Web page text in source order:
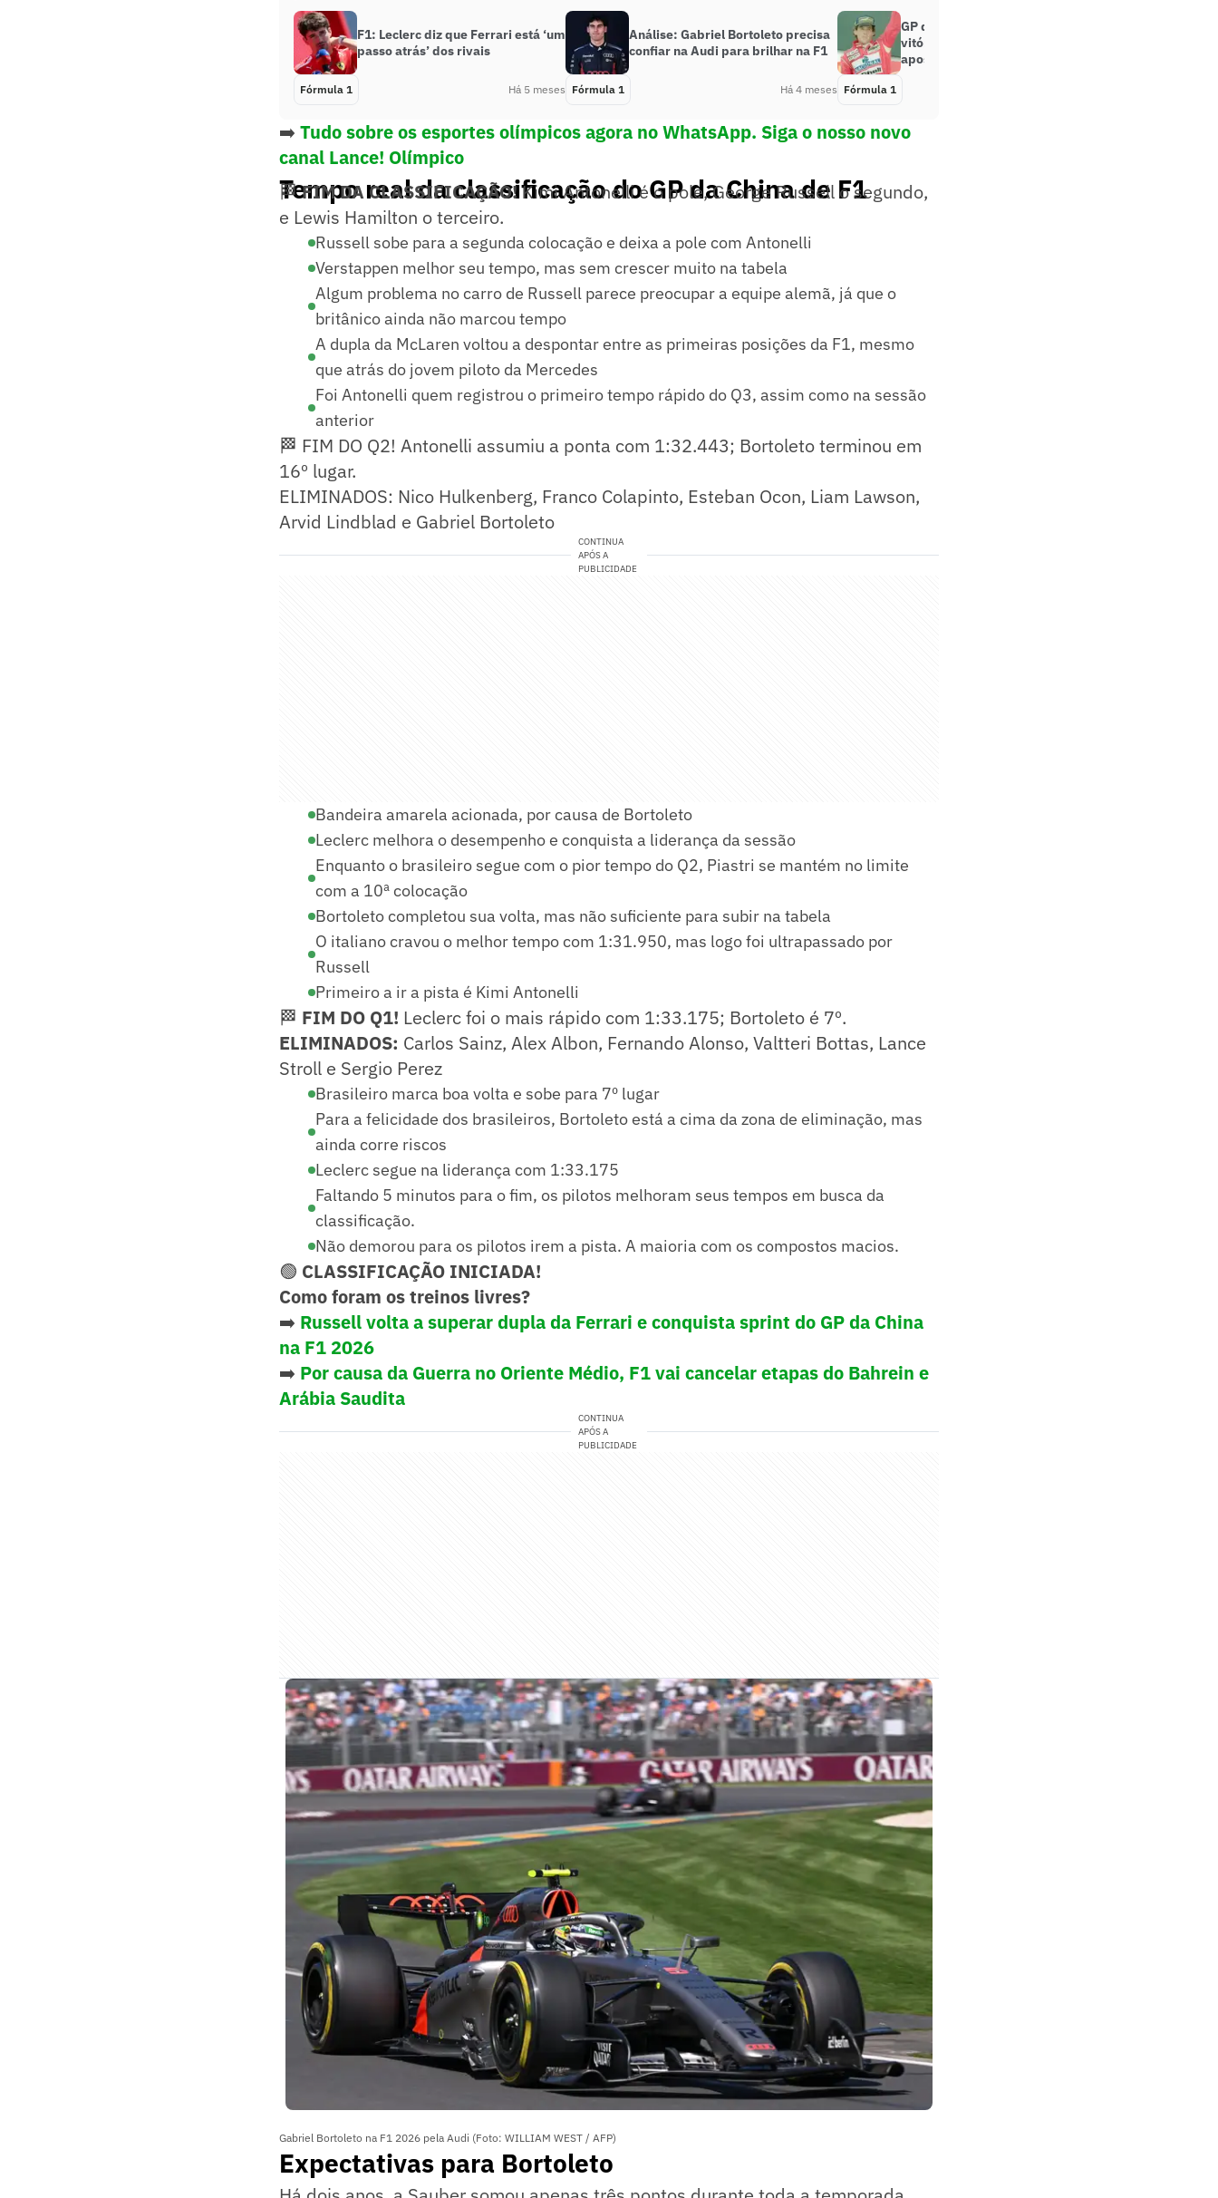
F1: Leclerc diz que Ferrari está ‘um
passo atrás’ dos rivais
Fórmula 1 Há 5 meses
Análise: Gabriel Bortoleto precisa
confiar na Audi para brilhar na F1
Fórmula 1 Há 4 meses
GP da Austrália marca última
vitória de Ayrton Senna na F1 e
aposentadoria de Prost
Fórmula 1
➡️ Tudo sobre os esportes olímpicos agora no WhatsApp. Siga o nosso novo
canal Lance! Olímpico
Tempo real da classificação do GP da China de F1
🏁FIM DA CLASSIFICAÇÃO!Kimi Antonelli é o pole, George Russell o segundo,
e Lewis Hamilton o terceiro.
Russell sobe para a segunda colocação e deixa a pole com Antonelli
Verstappen melhor seu tempo, mas sem crescer muito na tabela
Algum problema no carro de Russell parece preocupar a equipe alemã, já que o
britânico ainda não marcou tempo
A dupla da McLaren voltou a despontar entre as primeiras posições da F1, mesmo
que atrás do jovem piloto da Mercedes
Foi Antonelli quem registrou o primeiro tempo rápido do Q3, assim como na sessão
anterior
🏁 FIM DO Q2! Antonelli assumiu a ponta com 1:32.443; Bortoleto terminou em
16º lugar.
ELIMINADOS: Nico Hulkenberg, Franco Colapinto, Esteban Ocon, Liam Lawson,
Arvid Lindblad e Gabriel Bortoleto
CONTINUA
APÓS A
PUBLICIDADE
Bandeira amarela acionada, por causa de Bortoleto
Leclerc melhora o desempenho e conquista a liderança da sessão
Enquanto o brasileiro segue com o pior tempo do Q2, Piastri se mantém no limite
com a 10ª colocação
Bortoleto completou sua volta, mas não suficiente para subir na tabela
O italiano cravou o melhor tempo com 1:31.950, mas logo foi ultrapassado por
Russell
Primeiro a ir a pista é Kimi Antonelli
🏁 FIM DO Q1! Leclerc foi o mais rápido com 1:33.175; Bortoleto é 7º.
ELIMINADOS: Carlos Sainz, Alex Albon, Fernando Alonso, Valtteri Bottas, Lance
Stroll e Sergio Perez
Brasileiro marca boa volta e sobe para 7º lugar
Para a felicidade dos brasileiros, Bortoleto está a cima da zona de eliminação, mas
ainda corre riscos
Leclerc segue na liderança com 1:33.175
Faltando 5 minutos para o fim, os pilotos melhoram seus tempos em busca da
classificação.
Não demorou para os pilotos irem a pista. A maioria com os compostos macios.
🟢 CLASSIFICAÇÃO INICIADA!
Como foram os treinos livres?
➡️ Russell volta a superar dupla da Ferrari e conquista sprint do GP da China
na F1 2026
➡️ Por causa da Guerra no Oriente Médio, F1 vai cancelar etapas do Bahrein e
Arábia Saudita
CONTINUA
APÓS A
PUBLICIDADE
Gabriel Bortoleto na F1 2026 pela Audi (Foto: WILLIAM WEST / AFP)
Expectativas para Bortoleto